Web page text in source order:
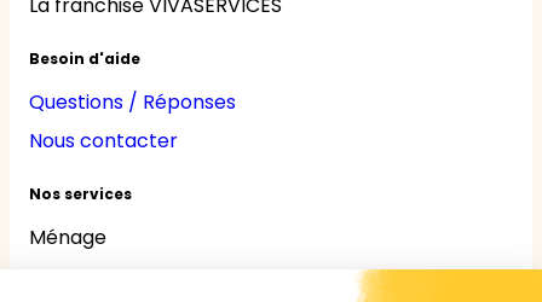
Besoin d'aide
Questions / Réponses
Nous contacter
Nos services
Ménage